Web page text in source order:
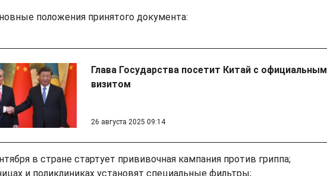
положения принятого документа:
Глава Государства посетит Китай с официальным
визитом
26 августа 2025 09:14
в стране стартует прививочная кампания против гриппа;
и поликлиниках установят специальные фильтры;